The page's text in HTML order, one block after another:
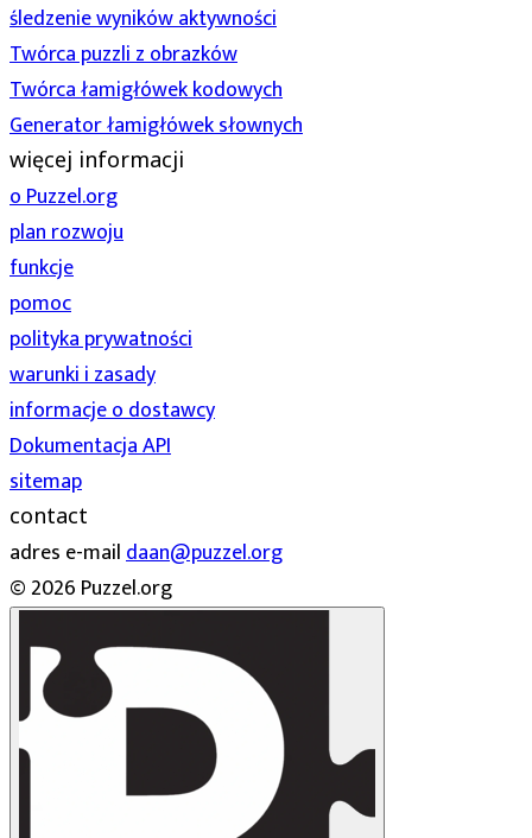
śledzenie wyników aktywności
Twórca puzzli z obrazków
Twórca łamigłówek kodowych
Generator łamigłówek słownych
więcej informacji
o Puzzel.org
plan rozwoju
funkcje
pomoc
polityka prywatności
warunki i zasady
informacje o dostawcy
Dokumentacja API
sitemap
contact
adres e-maildaan@puzzel.org
© 2026 Puzzel.org